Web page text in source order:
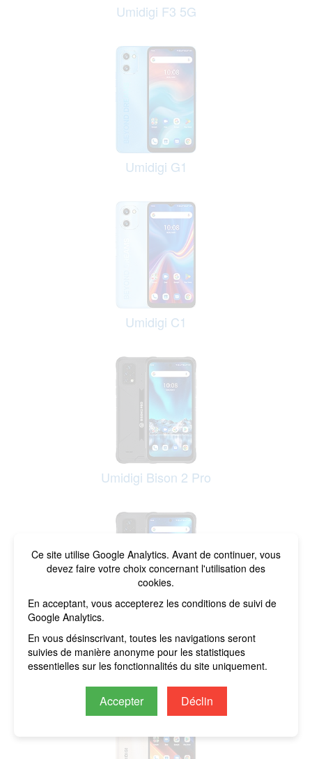
Ce site utilise Google Analytics. Avant de continuer, vous
devez faire votre choix concernant l'utilisation des
cookies.
En acceptant, vous accepterez les conditions de suivi de
Google Analytics.
En vous désinscrivant, toutes les navigations seront
suivies de manière anonyme pour les statistiques
essentielles sur les fonctionnalités du site uniquement.
Accepter Déclin
Umidigi F3 5G
Umidigi G1
Umidigi C1
Umidigi Bison 2 Pro
Umidigi Bison 2